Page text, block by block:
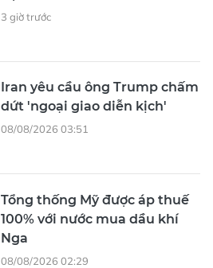
3 giờ trước
Iran yêu cầu ông Trump chấm
dứt 'ngoại giao diễn kịch'
08/08/2026 03:51
Tổng thống Mỹ được áp thuế
100% với nước mua dầu khí
Nga
08/08/2026 02:29